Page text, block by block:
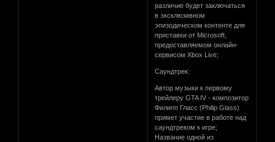
различие будет заключаться
в эксклюзивном
эпизодическом контенте для
приставки от Microsoft,
предоставляемом онлайн-
сервисом Xbox Live;
Саундтрек:
Автор музыки к первому
трейлеру GTA IV - композитор
Филипп Гласс (Philip Glass)
примет участие в работе над
саундтреком к игре;
Название одной из